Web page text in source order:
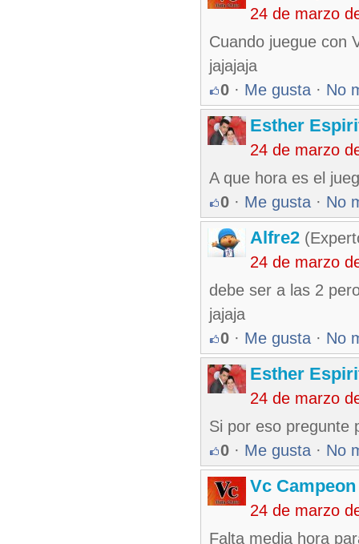
24 de marzo
Cuando juegue con
jajajaja
0 · Me gusta · No
Esther
24 de marzo
A que hora es el
0 · Me gusta · No
Alfre2
24 de marzo
debe ser a las 2
jajaja
0 · Me gusta · No
Esther
24 de marzo
Si por eso pregunte
0 · Me gusta · No
Vc Campeon
24 de marzo
Falta media hora